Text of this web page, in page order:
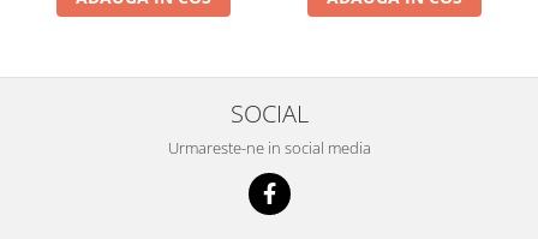
SOCIAL
Urmareste-ne in social media